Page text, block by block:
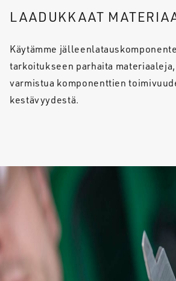
LAADUKKAAT
Käytämme
tarkoitukseen parhaita
varmistua komponenttien
kestävyydestä.